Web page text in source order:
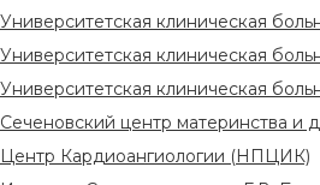
Университетская клиническая
Университетская клиническая
Университетская клиническая
Сеченовский центр материнства и
Центр Кардиоангиологии (НПЦИК)